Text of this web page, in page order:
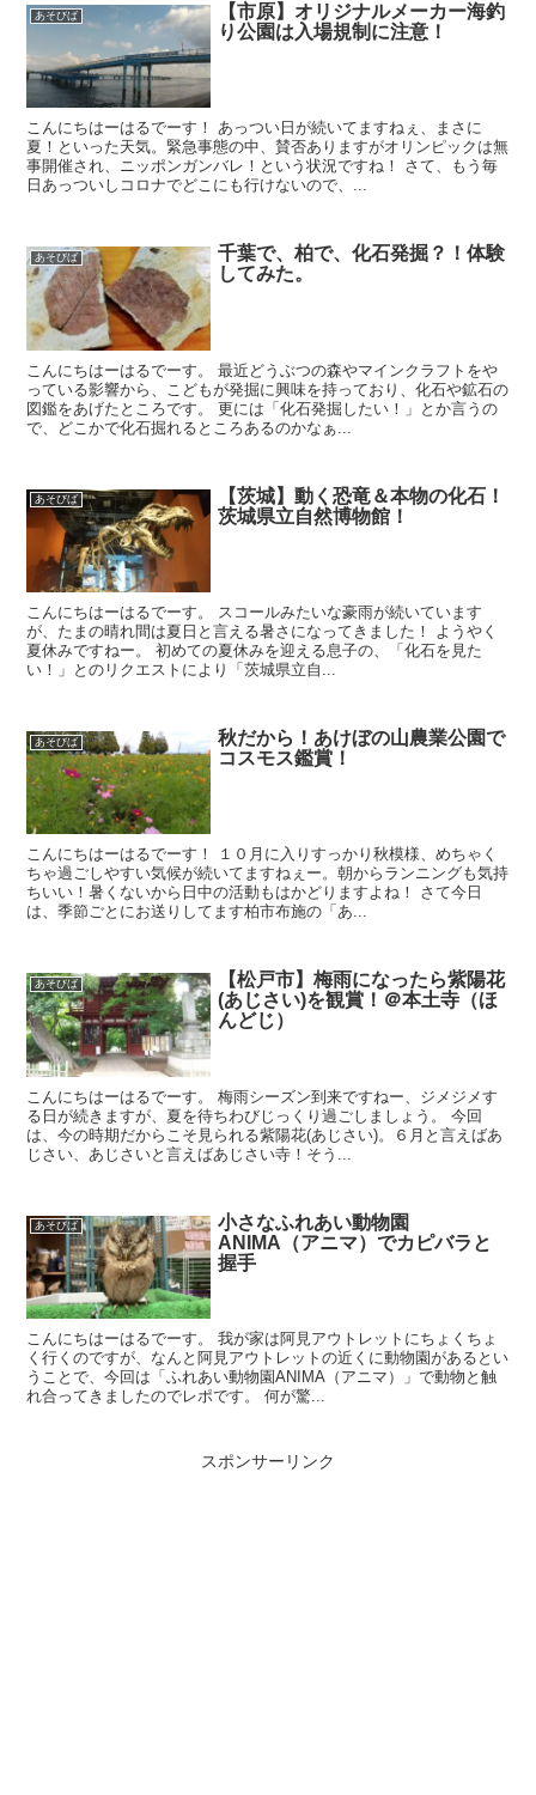
あそびば
【市原】オリジナルメーカー海釣
り公園は入場規制に注意！
こんにちはーはるでーす！ あっつい日が続いてますねぇ、まさに
夏！といった天気。緊急事態の中、賛否ありますがオリンピックは無
事開催され、ニッポンガンバレ！という状況ですね！ さて、もう毎
日あっついしコロナでどこにも行けないので、...
あそびば
千葉で、柏で、化石発掘？！体験
してみた。
こんにちはーはるでーす。 最近どうぶつの森やマインクラフトをや
っている影響から、こどもが発掘に興味を持っており、化石や鉱石の
図鑑をあげたところです。 更には「化石発掘したい！」とか言うの
で、どこかで化石掘れるところあるのかなぁ...
あそびば
【茨城】動く恐竜＆本物の化石！
茨城県立自然博物館！
こんにちはーはるでーす。 スコールみたいな豪雨が続いています
が、たまの晴れ間は夏日と言える暑さになってきました！ ようやく
夏休みですねー。 初めての夏休みを迎える息子の、「化石を見た
い！」とのリクエストにより「茨城県立自...
あそびば
秋だから！あけぼの山農業公園で
コスモス鑑賞！
こんにちはーはるでーす！ １０月に入りすっかり秋模様、めちゃく
ちゃ過ごしやすい気候が続いてますねぇー。朝からランニングも気持
ちいい！暑くないから日中の活動もはかどりますよね！ さて今日
は、季節ごとにお送りしてます柏市布施の「あ...
あそびば
【松戸市】梅雨になったら紫陽花
(あじさい)を観賞！＠本土寺（ほ
んどじ）
こんにちはーはるでーす。 梅雨シーズン到来ですねー、ジメジメす
る日が続きますが、夏を待ちわびじっくり過ごしましょう。 今回
は、今の時期だからこそ見られる紫陽花(あじさい)。６月と言えばあ
じさい、あじさいと言えばあじさい寺！そう...
あそびば
小さなふれあい動物園
ANIMA（アニマ）でカピバラと
握手
こんにちはーはるでーす。 我が家は阿見アウトレットにちょくちょ
く行くのですが、なんと阿見アウトレットの近くに動物園があるとい
うことで、今回は「ふれあい動物園ANIMA（アニマ）」で動物と触
れ合ってきましたのでレポです。 何が驚...
スポンサーリンク